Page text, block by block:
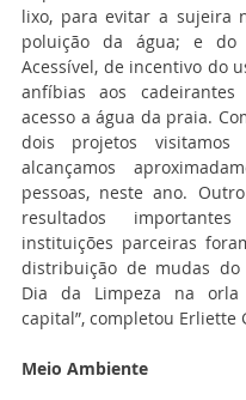
lixo, para evitar a sujeira
poluição da água; e do
Acessível, de incentivo do
anfíbias aos cadeirantes
acesso a água da praia.
dois projetos
alcançamos
pessoas, neste ano.
resultados
instituições parceiras
distribuição de mudas
Dia da Limpeza na
capital”, completou Erliette
Meio Ambiente